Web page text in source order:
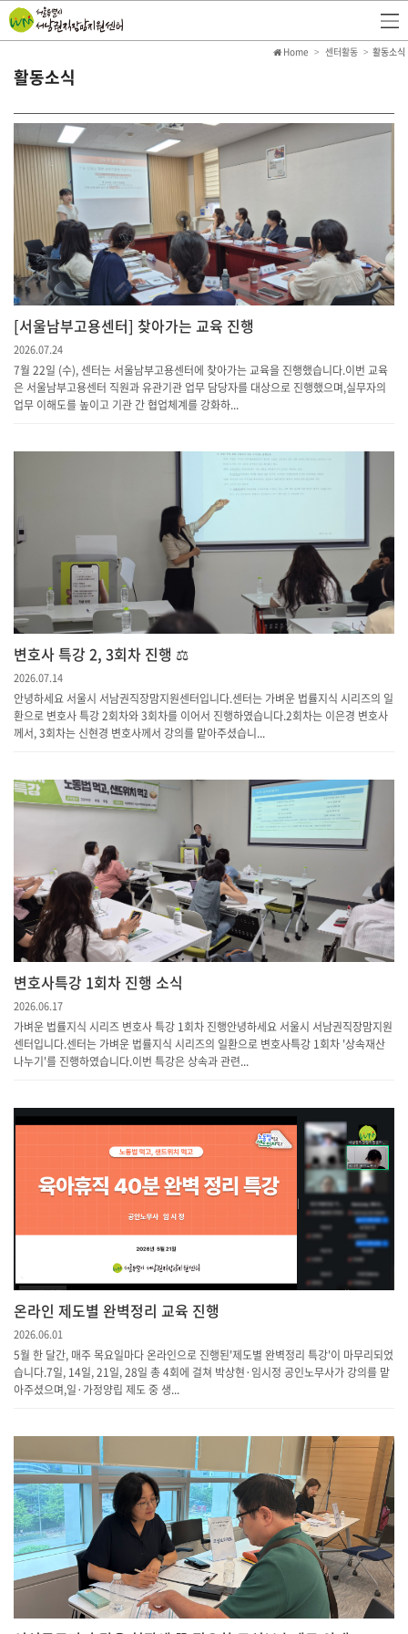
활동소식
Home 센터활동 활동소식
[서울남부고용센터] 찾아가는 교육 진행
2026.07.24
7월 22일 (수), 센터는 서울남부고용센터에 찾아가는 교육을 진행했습니다.이번 교육
은 서울남부고용센터 직원과 유관기관 업무 담당자를 대상으로 진행했으며,실무자의
업무 이해도를 높이고 기관 간 협업체계를 강화하...
변호사 특강 2, 3회차 진행 ⚖️
2026.07.14
안녕하세요 서울시 서남권직장맘지원센터입니다.센터는 가벼운 법률지식 시리즈의 일
환으로 변호사 특강 2회차와 3회차를 이어서 진행하였습니다.2회차는 이은경 변호사
께서, 3회차는 신현경 변호사께서 강의를 맡아주셨습니...
변호사특강 1회차 진행 소식
2026.06.17
가벼운 법률지식 시리즈 변호사 특강 1회차 진행안녕하세요 서울시 서남권직장맘지원
센터입니다.센터는 가벼운 법률지식 시리즈의 일환으로 변호사특강 1회차 '상속재산
나누기'를 진행하였습니다. 이번 특강은 상속과 관련...
온라인 제도별 완벽정리 교육 진행
2026.06.01
5월 한 달간, 매주 목요일마다 온라인으로 진행된'제도별 완벽정리 특강'이 마무리되었
습니다.7일, 14일, 21일, 28일 총 4회에 걸쳐 박상현·임시정 공인노무사가 강의를 맡
아주셨으며,일·가정양립 제도 중 생...